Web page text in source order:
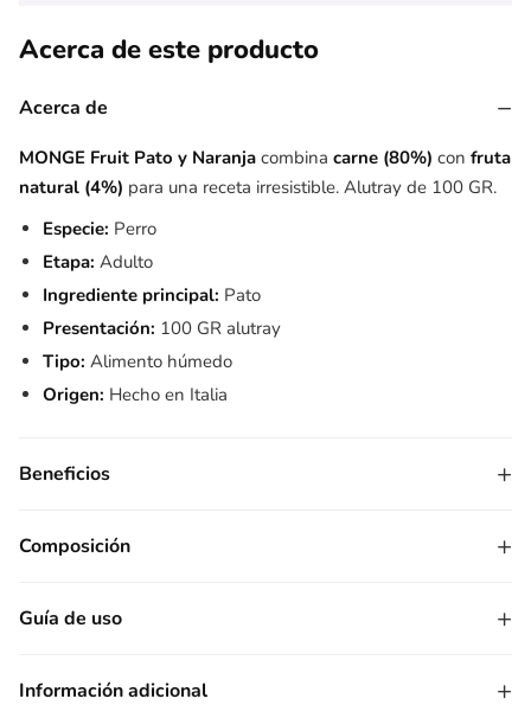
Acerca de este producto
Acerca de −
MONGE Fruit Pato y Naranja combina carne (80%) con fruta
natural (4%) para una receta irresistible. Alutray de 100 GR.
Especie: Perro
Etapa: Adulto
Ingrediente principal: Pato
Presentación: 100 GR alutray
Tipo: Alimento húmedo
Origen: Hecho en Italia
Beneficios +
Composición +
Guía de uso +
Información adicional +